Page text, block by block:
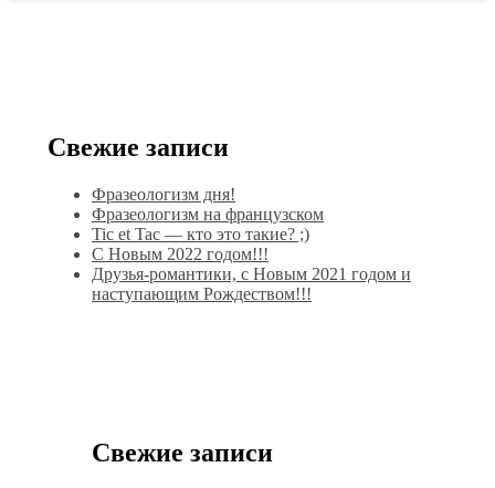
Свежие записи
Фразеологизм дня!
Фразеологизм на французском
Tic et Tac — кто это такие? ;)
С Новым 2022 годом!!!
Друзья-романтики, с Новым 2021 годом и
наступающим Рождеством!!!
Свежие записи